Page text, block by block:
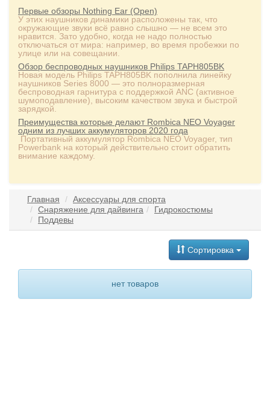
Первые обзоры Nothing Ear (Open)
У этих наушников динамики расположены так, что
окружающие звуки всё равно слышно — не всем это
нравится. Зато удобно, когда не надо полностью
отключаться от мира: например, во время пробежки по
улице или на совещании.
Обзор беспроводных наушников Philips TAPH805BK
Новая модель Philips TAPH805BK пополнила линейку
наушников Series 8000 — это полноразмерная
беспроводная гарнитура с поддержкой ANC (активное
шумоподавление), высоким качеством звука и быстрой
зарядкой.
Преимущества которые делают Rombica NEO Voyager
одним из лучших аккумуляторов 2020 года
Портативный аккумулятор Rombica NEO Voyager, тип
Powerbank на который действительно стоит обратить
внимание каждому.
Главная
Аксессуары для спорта
Снаряжение для дайвинга
Гидрокостюмы
Поддевы
Сортировка
нет товаров